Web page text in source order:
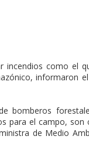
incendios como el
informaron
bomberos
para el campo, son
de Medio